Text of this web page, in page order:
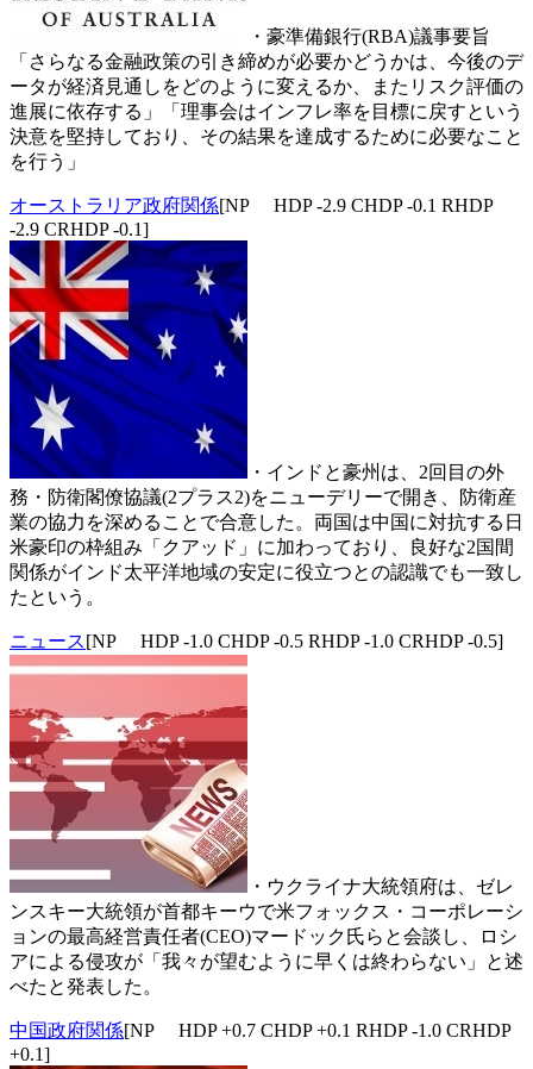
・豪準備銀行(RBA)議事要旨
「さらなる金融政策の引き締めが必要かどうかは、今後のデ
ータが経済見通しをどのように変えるか、またリスク評価の
進展に依存する」「理事会はインフレ率を目標に戻すという
決意を堅持しており、その結果を達成するために必要なこと
を行う」
オーストラリア政府関係[NP HDP -2.9 CHDP -0.1 RHDP
-2.9 CRHDP -0.1]
・インドと豪州は、2回目の外
務・防衛閣僚協議(2プラス2)をニューデリーで開き、防衛産
業の協力を深めることで合意した。両国は中国に対抗する日
米豪印の枠組み「クアッド」に加わっており、良好な2国間
関係がインド太平洋地域の安定に役立つとの認識でも一致し
たという。
ニュース[NP HDP -1.0 CHDP -0.5 RHDP -1.0 CRHDP -0.5]
・ウクライナ大統領府は、ゼレ
ンスキー大統領が首都キーウで米フォックス・コーポレーシ
ョンの最高経営責任者(CEO)マードック氏らと会談し、ロシ
アによる侵攻が「我々が望むように早くは終わらない」と述
べたと発表した。
中国政府関係[NP HDP +0.7 CHDP +0.1 RHDP -1.0 CRHDP
+0.1]